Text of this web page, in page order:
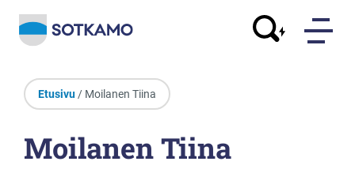
Etusivu / Moilanen Tiina
Moilanen Tiina